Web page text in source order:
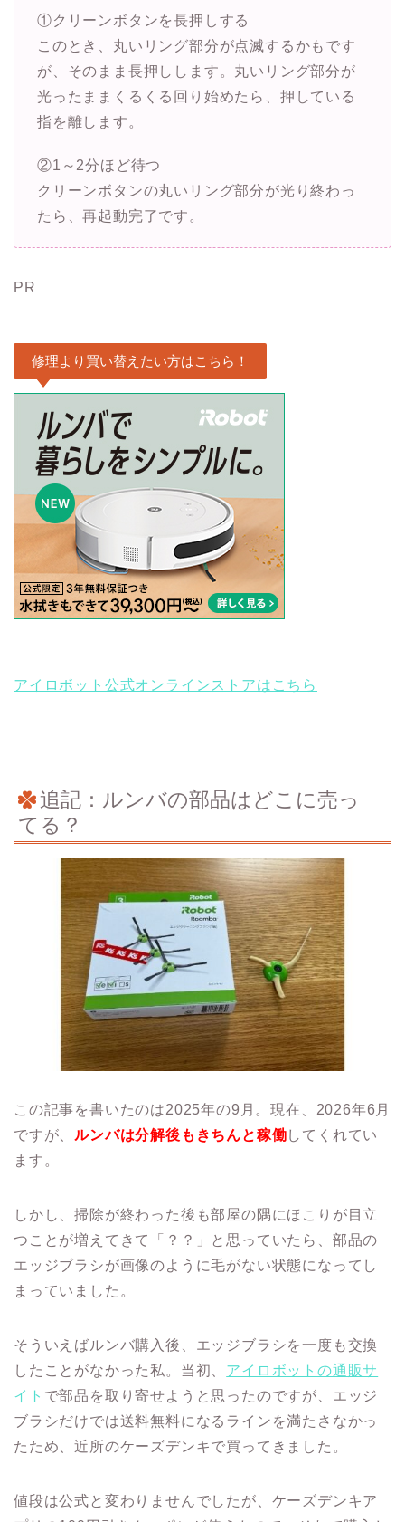
①クリーンボタンを長押しする
このとき、丸いリング部分が点滅するかもです
が、そのまま長押しします。丸いリング部分が
光ったままくるくる回り始めたら、押している
指を離します。
②1～2分ほど待つ
クリーンボタンの丸いリング部分が光り終わっ
たら、再起動完了です。
PR
修理より買い替えたい方はこちら！
アイロボット公式オンラインストアはこちら
追記：ルンバの部品はどこに売っ
てる？
この記事を書いたのは2025年の9月。現在、2026年6月
ですが、 ルンバは分解後もきちんと稼働してくれてい
ます。
しかし、掃除が終わった後も部屋の隅にほこりが目立
つことが増えてきて「？？」と思っていたら、部品の
エッジブラシが画像のように毛がない状態になってし
まっていました。
そういえばルンバ購入後、エッジブラシを一度も交換
したことがなかった私。当初、 アイロボットの通販サ
イト で部品を取り寄せようと思ったのですが、エッジ
ブラシだけでは送料無料になるラインを満たさなかっ
たため、近所のケーズデンキで買ってきました。
値段は公式と変わりませんでしたが、ケーズデンキア